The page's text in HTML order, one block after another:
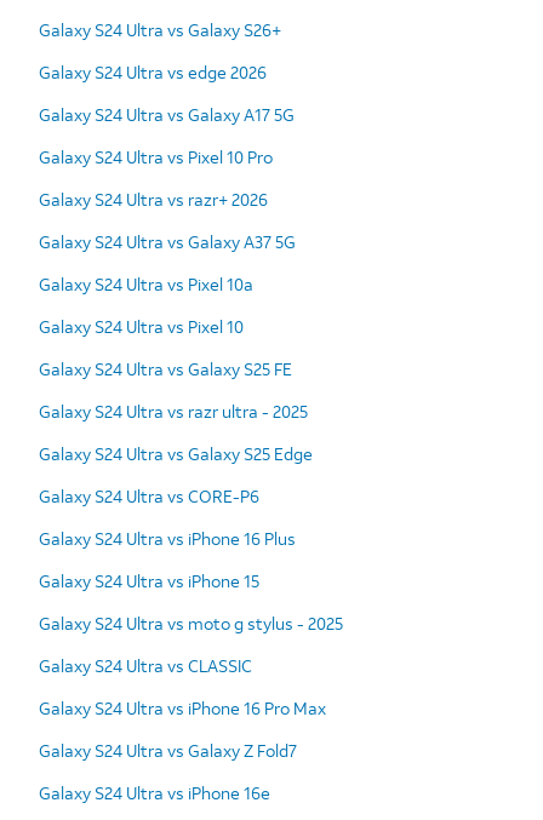
Galaxy S24 Ultra vs Galaxy S26+
Galaxy S24 Ultra vs edge 2026
Galaxy S24 Ultra vs Galaxy A17 5G
Galaxy S24 Ultra vs Pixel 10 Pro
Galaxy S24 Ultra vs razr+ 2026
Galaxy S24 Ultra vs Galaxy A37 5G
Galaxy S24 Ultra vs Pixel 10a
Galaxy S24 Ultra vs Pixel 10
Galaxy S24 Ultra vs Galaxy S25 FE
Galaxy S24 Ultra vs razr ultra - 2025
Galaxy S24 Ultra vs Galaxy S25 Edge
Galaxy S24 Ultra vs CORE-P6
Galaxy S24 Ultra vs iPhone 16 Plus
Galaxy S24 Ultra vs iPhone 15
Galaxy S24 Ultra vs moto g stylus - 2025
Galaxy S24 Ultra vs CLASSIC
Galaxy S24 Ultra vs iPhone 16 Pro Max
Galaxy S24 Ultra vs Galaxy Z Fold7
Galaxy S24 Ultra vs iPhone 16e